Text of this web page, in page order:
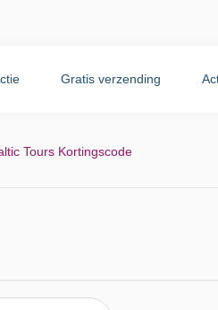
Gratis verzending
Tours Kortingscode